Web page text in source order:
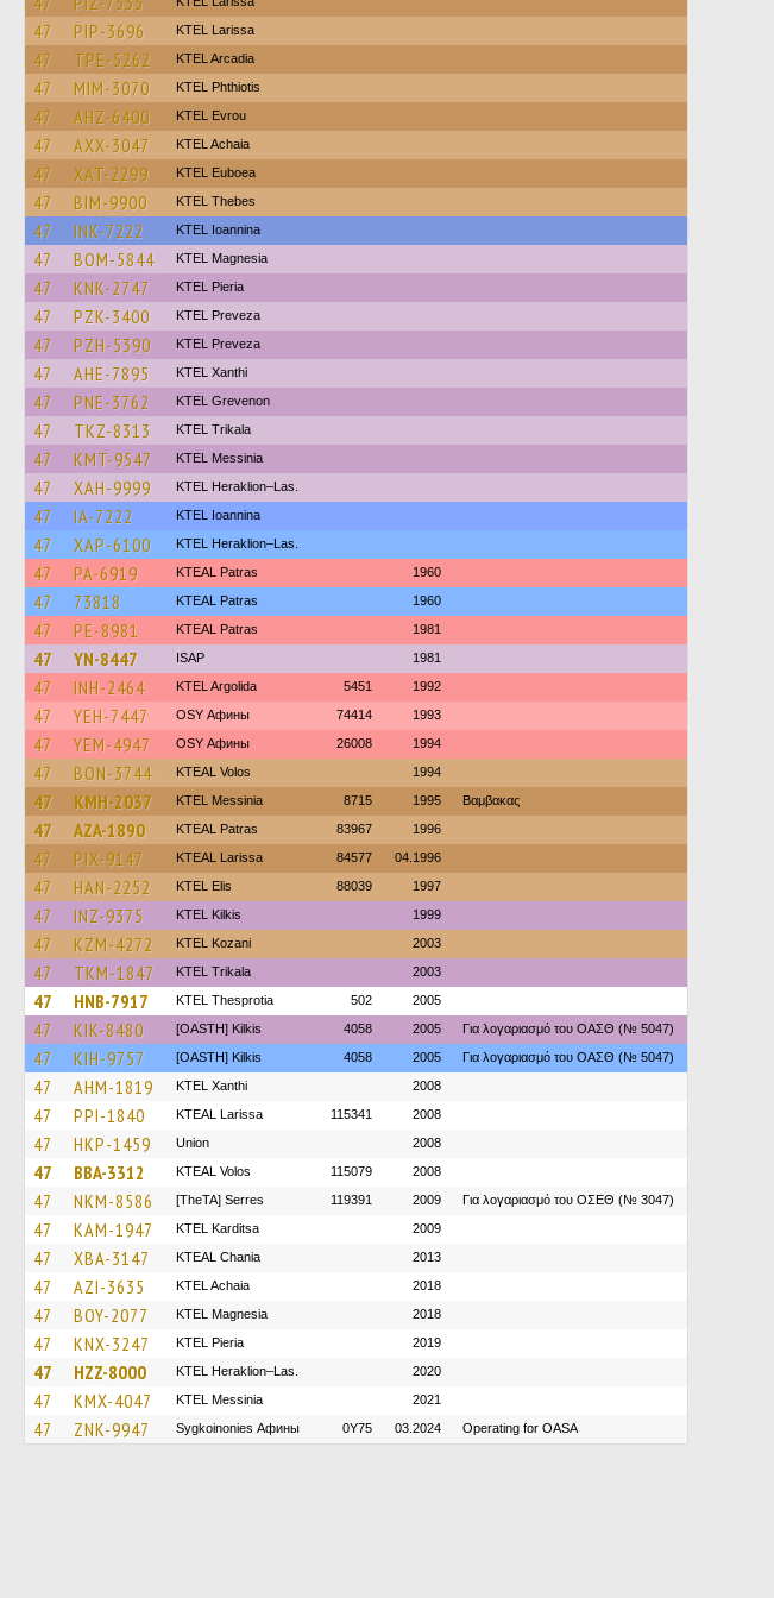
47 PIP-3696 KTEL Larissa
47 TPE-5262 KTEL Arcadia
47 MIM-3070 ΚΤΕL Phthiotis
47 AHZ-6400 KTEL Evrou
47 AXX-3047 KTEL Achaia
47 XAT-2299 ΚΤΕL Euboea
47 BIM-9900 KTEL Thebes
47 INK-7222 KTEL Ioannina
47 BOM-5844 ΚΤΕL Magnesia
47 KNK-2747 KTEL Pieria
47 PZK-3400 KTEL Preveza
47 PZH-5390 KTEL Preveza
47 AHE-7895 KTEL Xanthi
47 PNE-3762 ΚΤΕL Grevenon
47 TKZ-8313 ΚΤΕL Τrikala
47 KMT-9547 KTEL Messinia
47 XAH-9999 KTEL Heraklion–Las.
47 IA-7222 KTEL Ioannina
47 XAP-6100 KTEL Heraklion–Las.
47 PA-6919 KTEAL Patras 1960
47 73818 KTEAL Patras 1960
47 PE-8981 KTEAL Patras 1981
47 YN-8447 ISAP 1981
47 INH-2464 KTEL Argolida 5451 1992
47 YEH-7447 OSY Афины 74414 1993
47 YEM-4947 OSY Афины 26008 1994
47 BON-3744 KTEAL Volos 1994
47 KMH-2037 KTEL Messinia 8715 1995 Βαμβακας
47 AZA-1890 KTEAL Patras 83967 1996
47 PIX-9147 KTEAL Larissa 84577 04.1996
47 HAN-2252 KTEL Elis 88039 1997
47 INZ-9375 KTEL Kilkis 1999
47 KZM-4272 ΚΤΕL Kozani 2003
47 TKM-1847 ΚΤΕL Τrikala 2003
47 HNB-7917 KTEL Thesprotia 502 2005
47 KIK-8480 [OASTH] Kilkis 4058 2005 Για λογαριασμό του ΟΑΣΘ (№ 5047)
47 KIH-9757 [OASTH] Kilkis 4058 2005 Για λογαριασμό του ΟΑΣΘ (№ 5047)
47 AHM-1819 KTEL Xanthi 2008
47 PPI-1840 KTEAL Larissa 115341 2008
47 HKP-1459 Union 2008
47 BBA-3312 KTEAL Volos 115079 2008
47 NKM-8586 [TheTA] Serres 119391 2009 Για λογαριασμό του ΟΣΕΘ (№ 3047)
47 KAM-1947 ΚΤΕL Karditsa 2009
47 XBA-3147 KTEAL Chania 2013
47 AZI-3635 KTEL Achaia 2018
47 BOY-2077 ΚΤΕL Magnesia 2018
47 KNX-3247 KTEL Pieria 2019
47 HZZ-8000 KTEL Heraklion–Las. 2020
47 KMX-4047 KTEL Messinia 2021
47 ZNK-9947 Sygkoinonies Афины 0Y75 03.2024 Operating for OASA